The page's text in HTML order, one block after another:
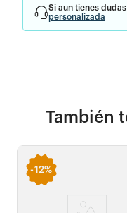
Si aun tienes
personalizada
También
-12%